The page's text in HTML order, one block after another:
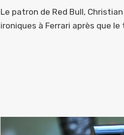
Le patron de Red Bull,
ironiques à Ferrari après que le